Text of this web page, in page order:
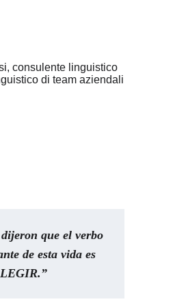
que el verbo
de esta vida es